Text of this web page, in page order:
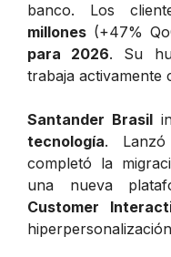
banco. Los
millones (+47%
para 2026. Su
trabaja activamente
Santander Brasil
tecnología. Lanzó
completó la
una nueva
Customer